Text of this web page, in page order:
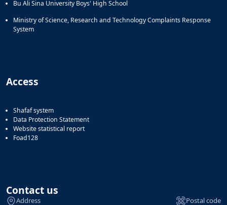
Bu Ali Sina University Boys' High School
Ministry of Science, Research and Technology Complaints Response
System
Access
Shafaf system
Data Protection Statement
Website statistical report
Foad128
Contact us
Address Postal code